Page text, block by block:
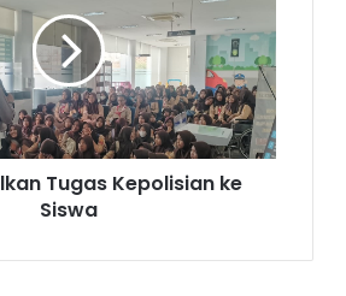
Tugas Kepolisian ke
Siswa